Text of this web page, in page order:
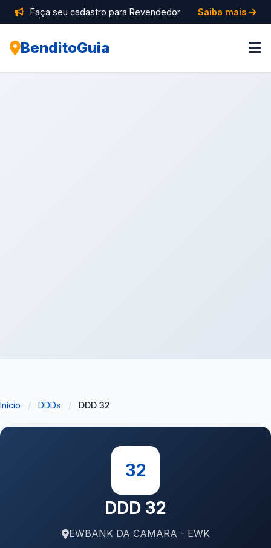
Faça seu cadastro para Revendedor Saiba mais
BenditoGuia
Início / DDDs / DDD 32
32
DDD 32
EWBANK DA CAMARA - EWK